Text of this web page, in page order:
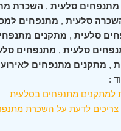
מתנפחים סלעית , השכרת
סלעית , מתנפחים
סלעית , מתקנים
סלעית , מתנפחים
, מתקנים מתנפחים
:
למתקנים מתנפחים בסלעית
לדעת על השכרת